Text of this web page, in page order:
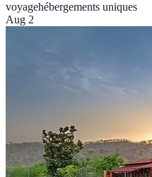
voyagehébergements uniques
Aug 2